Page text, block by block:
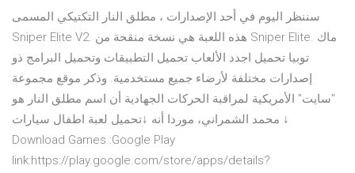
سننظر اليوم في أحد الإصدارات ، مطلق النار التكتيكي المسمى
Sniper Elite V2. هذه اللعبة هي نسخة منقحة من Sniper Elite. ماك
توبيا تحميل اجدد الألعاب تحميل التطبيقات وتحميل البرامج ذو
إصدارات مختلفة لأرضاء جميع مستخدمية. وذكر موقع مجموعة
"سايت" الأمريكية لمراقبة الحركات الجهادية أن اسم مطلق النار هو
محمد الشمراني، موردا أنه ↓تحميل لعبة اطفال سيارات ↓
Download Games :Google Play
link:https://play.google.com/store/apps/details?